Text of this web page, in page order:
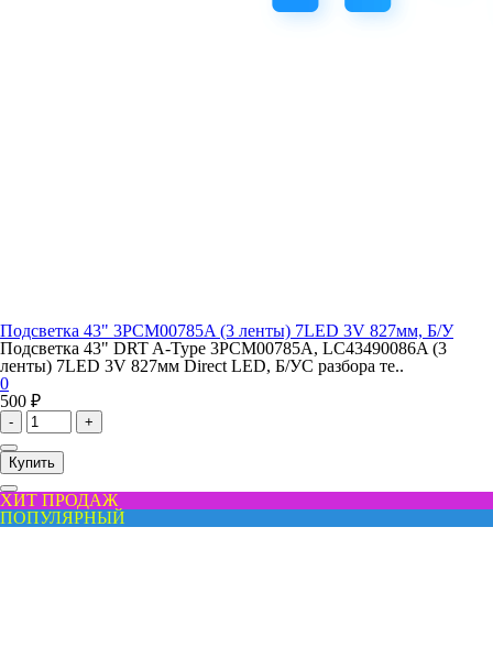
Подсветка 43" 3PCM00785A (3 ленты) 7LED 3V 827мм, Б/У
Подсветка 43" DRT A-Type 3PCM00785A, LC43490086A (3
ленты) 7LED 3V 827мм Direct LED, Б/УС разбора те..
0
500 ₽
- +
Купить
ХИТ ПРОДАЖ
ПОПУЛЯРНЫЙ